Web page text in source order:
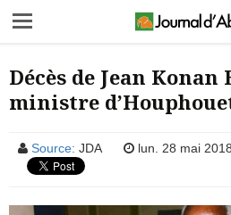
Décès de Jean Konan
ministre
Source: JDA lun. 28 mai 2018